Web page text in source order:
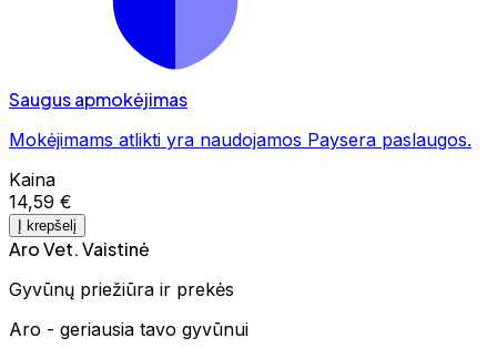
Saugus apmokėjimas
Mokėjimams atlikti yra naudojamos Paysera paslaugos.
Kaina
14,59 €
Į krepšelį
Aro Vet. Vaistinė
Gyvūnų priežiūra ir prekės
Aro - geriausia tavo gyvūnui